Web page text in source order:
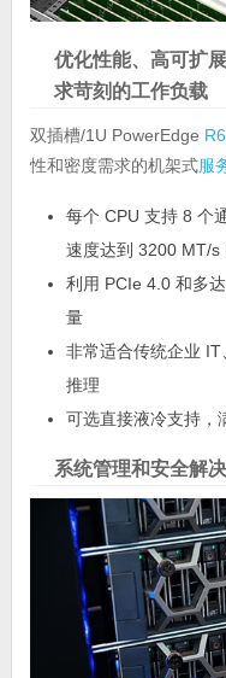
优化性能、高可扩
求苛刻的工作负载
双插槽/1U PowerEdge
性和密度需求的机架式服
每个 CPU 支持 8 个
速度达到 3200 MT/s
利用 PCIe 4.0 和多
量
非常适合传统企业
推理
可选直接液冷支持，
系统管理和安全解